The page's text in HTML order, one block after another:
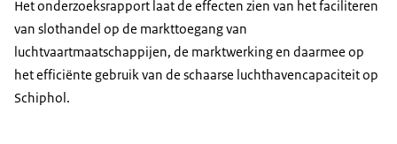
Het onderzoeksrapport laat de effecten zien van het faciliteren
van slothandel op de markttoegang van
luchtvaartmaatschappijen, de marktwerking en daarmee op
het efficiënte gebruik van de schaarse luchthavencapaciteit op
Schiphol.